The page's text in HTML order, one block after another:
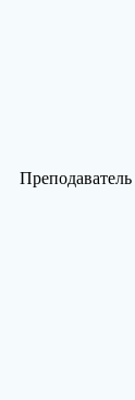
Преподаватель